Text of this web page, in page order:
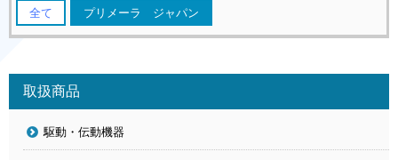
全て プリメーラ ジャパン
取扱商品
駆動・伝動機器